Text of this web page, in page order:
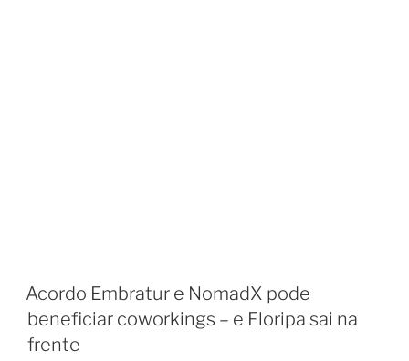
Acordo Embratur e NomadX pode
beneficiar coworkings – e Floripa sai na
frente